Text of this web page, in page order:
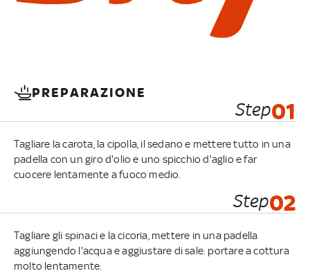
PREPARAZIONE
Step01
Tagliare la carota, la cipolla, il sedano e mettere tutto in una
padella con un giro d'olio e uno spicchio d'aglio e far
cuocere lentamente a fuoco medio.
Step02
Tagliare gli spinaci e la cicoria, mettere in una padella
aggiungendo l'acqua e aggiustare di sale. portare a cottura
molto lentamente.